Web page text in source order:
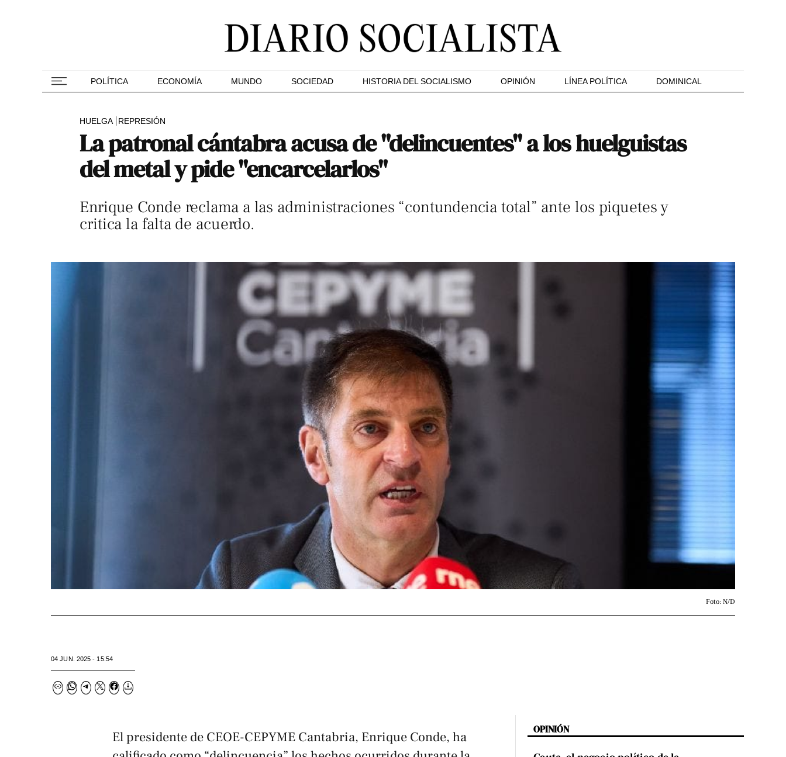
POLÍTICA ECONOMÍA MUNDO SOCIEDAD HISTORIA DEL SOCIALISMO OPINIÓN LÍNEA POLÍTICA DOMINICAL
HUELGA REPRESIÓN
La patronal cántabra acusa de "delincuentes" a los huelguistas
del metal y pide "encarcelarlos"
Enrique Conde reclama a las administraciones “contundencia total” ante los piquetes y
critica la falta de acuerdo.
Foto: N/D
04 JUN. 2025 - 15:54
El presidente de CEOE-CEPYME Cantabria, Enrique Conde, ha
OPINIÓN